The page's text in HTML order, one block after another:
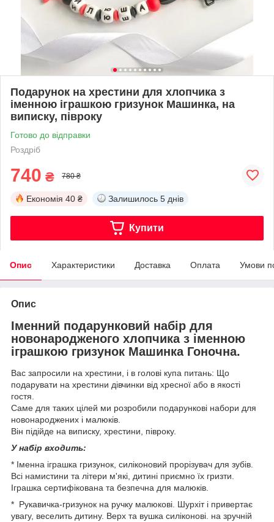
Подарунок на хрестини для хлопчика з
іменною іграшкою гризунок Машинка, на
виписку, півроку
Готово до відправки
Роздріб
740 ₴ 780 ₴
Економія 40 ₴ Залишилось 5 днів
Купити
Опис Характеристики Доставка Оплата Умови
Опис
Іменний подарунковий набір для
новонародженого хлопчика з іменною
іграшкою гризунок Машинка Гоночна.
Вас запросили на хрестини, і в голові купа питань: Що
подарувати на хрестини дівчинки від хресної або в якості
гостя.
Саме для таких цілей ми розробили подарункові набори для
новонароджених і малюків.
Він підійде на виписку, хрестини, півроку.
У набір входить:
* Іменна іграшка гризунок, силіконовий прорізувач для зубів.
Всі намистини та літери м'які, дитині приємно їх гризти.
Іграшка сертифікована та безпечна для малюків.
* Рукавичка-гризунок на ручку малюкові. Шурхіт і привертає
увагу, веселить дитину. Верх та вушка силіконові. на зручній